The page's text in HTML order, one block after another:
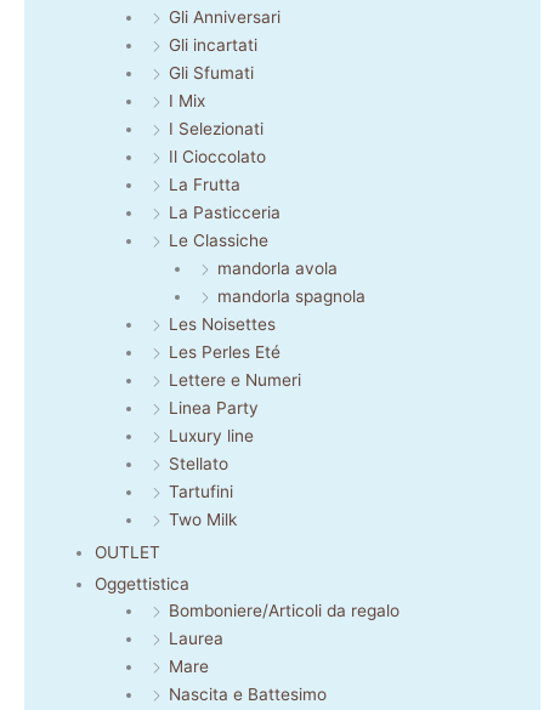
Gli Anniversari
Gli incartati
Gli Sfumati
I Mix
I Selezionati
Il Cioccolato
La Frutta
La Pasticceria
Le Classiche
mandorla avola
mandorla spagnola
Les Noisettes
Les Perles Eté
Lettere e Numeri
Linea Party
Luxury line
Stellato
Tartufini
Two Milk
OUTLET
Oggettistica
Bomboniere/Articoli da regalo
Laurea
Mare
Nascita e Battesimo